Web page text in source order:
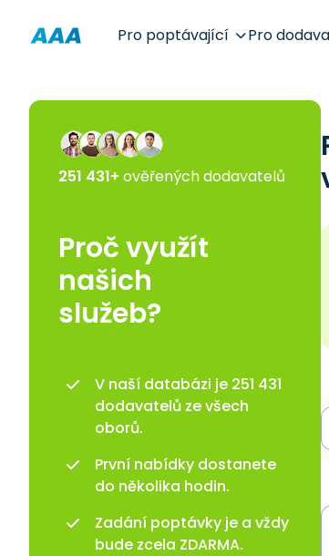
Pro poptávající Pro
251 431+ ověřených dodavatelů
Proč využít
našich
služeb?
V naší databázi je 251 431
dodavatelů ze všech
oborů.
První nabídky dostanete
do několika hodin.
Zadání poptávky je a vždy
bude zcela ZDARMA.